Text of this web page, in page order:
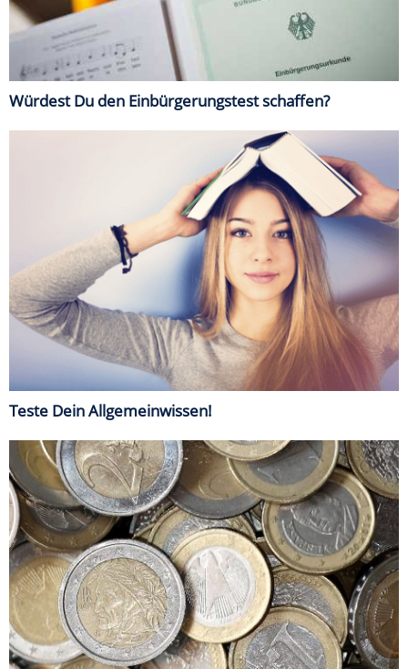
Würdest Du den Einbürgerungstest schaffen?
Teste Dein Allgemeinwissen!